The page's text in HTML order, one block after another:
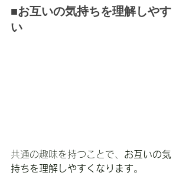
■お互いの気持ちを理解しやす
い
共通の趣味を持つことで、 お互いの気
持ちを理解しやすくなります。